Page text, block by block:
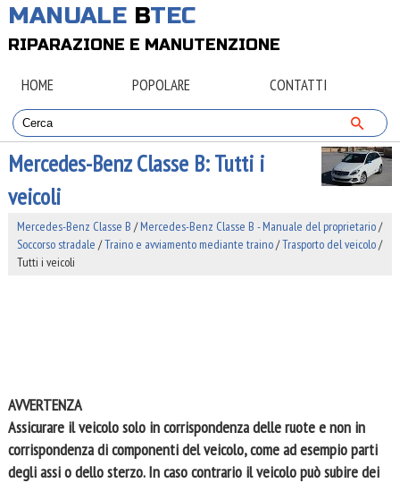
MANUALE BTEC
RIPARAZIONE E MANUTENZIONE
HOME POPOLARE CONTATTI
Mercedes-Benz Classe B: Tutti i
veicoli
Mercedes-Benz Classe B /Mercedes-Benz Classe B - Manuale del proprietario/
Soccorso stradale /Traino e avviamento mediante traino/Trasporto del veicolo/
Tutti i veicoli
AVVERTENZA
Assicurare il veicolo solo in corrispondenza delle ruote e non in
corrispondenza di componenti del veicolo, come ad esempio parti
degli assi o dello sterzo. In caso contrario il veicolo può subire dei